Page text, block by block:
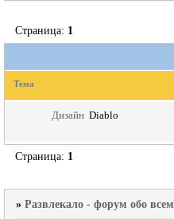
Страница: 1
Тема
Дизайн Diablo
Страница: 1
» Развлекало - форум обо всем